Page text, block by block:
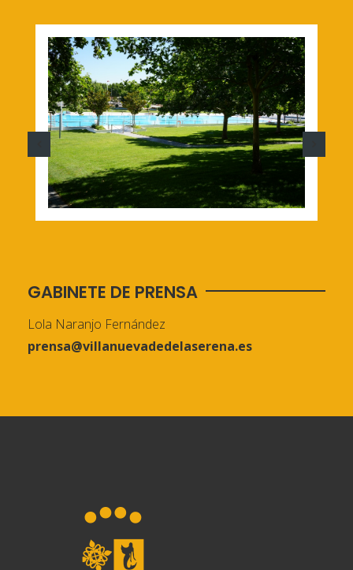
GABINETE DE PRENSA
Lola Naranjo Fernández
prensa@villanuevadedelaserena.es